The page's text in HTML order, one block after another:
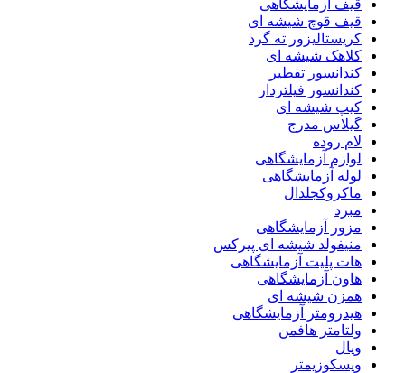
قیف آزمایشگاهی
قیف قوچ شیشه ای
کریستالیزور ته گرد
کلاهک شیشه ای
کندانسور تقطیر
کندانسور فیلتردار
کیپ شیشه ای
گیلاس مدرج
لام روده
لوازم آزمایشگاهی
لوله آزمایشگاهی
ماکروکجلدال
مبرد
مزور آزمایشگاهی
منیفولد شیشه ای پیرکس
هات پلیت آزمایشگاهی
هاون آزمایشگاهی
همزن شیشه ای
هیدرومتر آزمایشگاهی
ولتامتر هافمن
ویال
ویسکوزیمتر